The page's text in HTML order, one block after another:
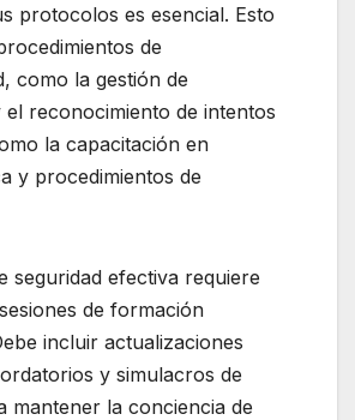
protocolos es esencial. Esto
de
como la gestión de
reconocimiento de intentos
la capacitación en
y procedimientos de
seguridad efectiva requiere
de formación
incluir actualizaciones
y simulacros de
mantener la conciencia de